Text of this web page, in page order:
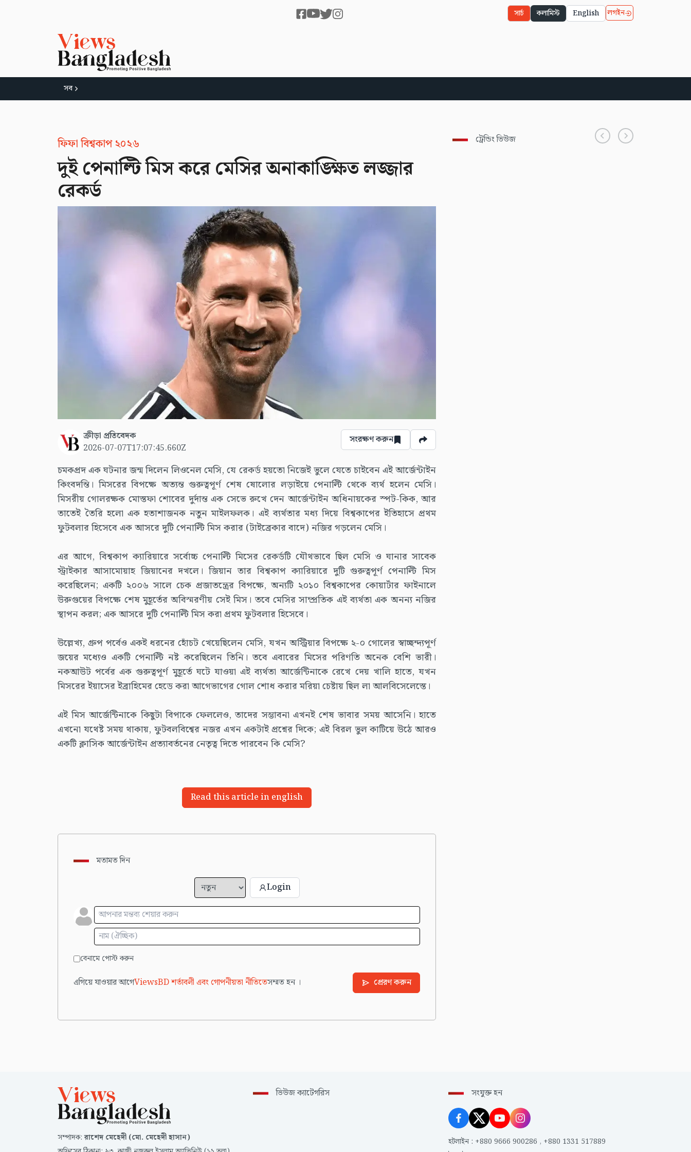
সার্চ কলামিস্ট English লগইন
সব
ফিফা বিশ্বকাপ ২০২৬
দুই পেনাল্টি মিস করে মেসির অনাকাঙ্ক্ষিত লজ্জার
রেকর্ড
ক্রীড়া প্রতিবেদক
2026-07-07T17:07:45.660Z
সংরক্ষণ করুন
চমকপ্রদ এক ঘটনার জন্ম দিলেন লিওনেল মেসি, যে রেকর্ড হয়তো নিজেই ভুলে যেতে চাইবেন এই আর্জেন্টাইন
কিংবদন্তি। মিসরের বিপক্ষে অত্যন্ত গুরুত্বপূর্ণ শেষ ষোলোর লড়াইয়ে পেনাল্টি থেকে ব্যর্থ হলেন মেসি।
মিসরীয় গোলরক্ষক মোস্তফা শোবের দুর্দান্ত এক সেভে রুখে দেন আর্জেন্টাইন অধিনায়কের স্পট-কিক, আর
তাতেই তৈরি হলো এক হতাশাজনক নতুন মাইলফলক। এই ব্যর্থতার মধ্য দিয়ে বিশ্বকাপের ইতিহাসে প্রথম
ফুটবলার হিসেবে এক আসরে দুটি পেনাল্টি মিস করার (টাইব্রেকার বাদে) নজির গড়লেন মেসি।
এর আগে, বিশ্বকাপ ক্যারিয়ারে সর্বোচ্চ পেনাল্টি মিসের রেকর্ডটি যৌথভাবে ছিল মেসি ও ঘানার সাবেক
স্ট্রাইকার আসামোয়াহ জিয়ানের দখলে। জিয়ান তার বিশ্বকাপ ক্যারিয়ারে দুটি গুরুত্বপূর্ণ পেনাল্টি মিস
করেছিলেন; একটি ২০০৬ সালে চেক প্রজাতন্ত্রের বিপক্ষে, অন্যটি ২০১০ বিশ্বকাপের কোয়ার্টার ফাইনালে
উরুগুয়ের বিপক্ষে শেষ মুহূর্তের অবিস্মরণীয় সেই মিস। তবে মেসির সাম্প্রতিক এই ব্যর্থতা এক অনন্য নজির
স্থাপন করল; এক আসরে দুটি পেনাল্টি মিস করা প্রথম ফুটবলার হিসেবে।
উল্লেখ্য, গ্রুপ পর্বেও একই ধরনের হোঁচট খেয়েছিলেন মেসি, যখন অস্ট্রিয়ার বিপক্ষে ২-০ গোলের স্বাচ্ছন্দ্যপূর্ণ
জয়ের মধ্যেও একটি পেনাল্টি নষ্ট করেছিলেন তিনি। তবে এবারের মিসের পরিণতি অনেক বেশি ভারী।
নকআউট পর্বের এক গুরুত্বপূর্ণ মুহূর্তে ঘটে যাওয়া এই ব্যর্থতা আর্জেন্টিনাকে রেখে দেয় খালি হাতে, যখন
মিসরের ইয়াসের ইব্রাহিমের হেডে করা আগেভাগের গোল শোধ করার মরিয়া চেষ্টায় ছিল লা আলবিসেলেস্তে।
এই মিস আর্জেন্টিনাকে কিছুটা বিপাকে ফেললেও, তাদের সম্ভাবনা এখনই শেষ ভাবার সময় আসেনি। হাতে
এখনো যথেষ্ট সময় থাকায়, ফুটবলবিশ্বের নজর এখন একটাই প্রশ্নের দিকে; এই বিরল ভুল কাটিয়ে উঠে আরও
একটি ক্লাসিক আর্জেন্টাইন প্রত্যাবর্তনের নেতৃত্ব দিতে পারবেন কি মেসি?
Read this article in english
মতামত দিন
Login
বেনামে পোস্ট করুন
এগিয়ে যাওয়ার আগেViewsBD শর্তাবলী এবং গোপনীয়তা নীতিতেসম্মত হন । প্রেরণ করুন
ট্রেন্ডিং ভিউজ
সম্পাদক:রাশেদ মেহেদী (মো. মেহেদী হাসান)
ভিউজ ক্যাটেগরিস সংযুক্ত হন
হটলাইন : +880 9666 900286 , +880 1331 517889